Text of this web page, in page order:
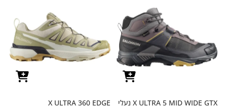
X ULTRA 5 MID WIDE GTX נעלי
X ULTRA 360 EDGE